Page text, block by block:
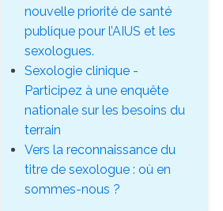
nouvelle priorité de santé
publique pour l’AIUS et les
sexologues.
Sexologie clinique -
Participez à une enquête
nationale sur les besoins du
terrain
Vers la reconnaissance du
titre de sexologue : où en
sommes-nous ?